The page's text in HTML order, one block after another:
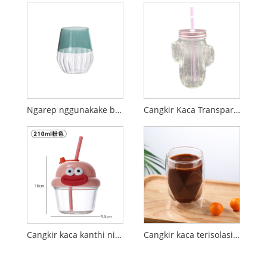
Ngarep nggunakake belang werna-diblokir kaca borosilikat dhuwur cangkir sarapan susu Cangkir Kaca Transparan Kreatif Anyar kanthi Gagang
Cangkir kaca kanthi nilai dhuwur sing misuwur ing internet, cangkir banyu DunDun mini sing misuwur Cangkir kaca terisolasi berdinding ganda tahan panas sing sederhana